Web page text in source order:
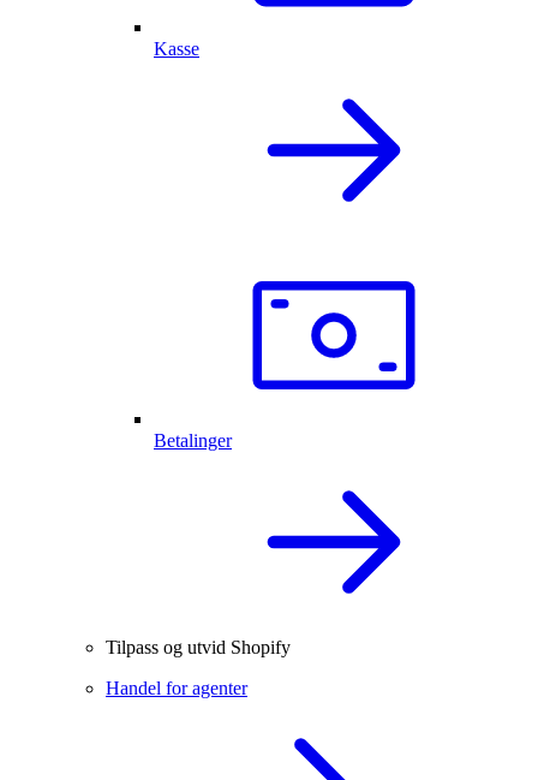
Kasse
Betalinger
Tilpass og utvid Shopify
Handel for agenter